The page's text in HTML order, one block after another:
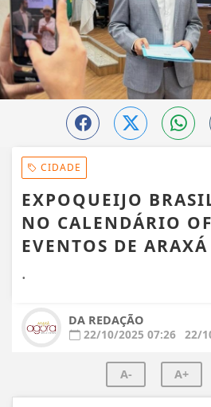
CIDADE
EXPOQUEIJO
NO CALENDÁRIO
EVENTOS DE ARAXÁ
.
DA REDAÇÃO
22/10/2025 07:26 22/
A- A+